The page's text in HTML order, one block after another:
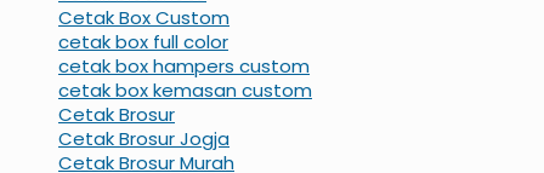
Cetak Box Custom
cetak box full color
cetak box hampers custom
cetak box kemasan custom
Cetak Brosur
Cetak Brosur Jogja
Cetak Brosur Murah